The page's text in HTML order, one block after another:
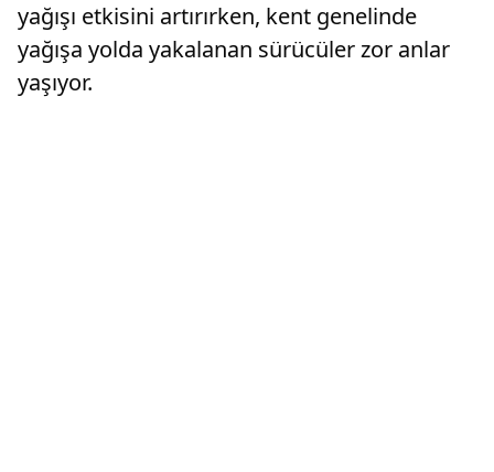
yağışı etkisini artırırken, kent genelinde
yağışa yolda yakalanan sürücüler zor anlar
yaşıyor.